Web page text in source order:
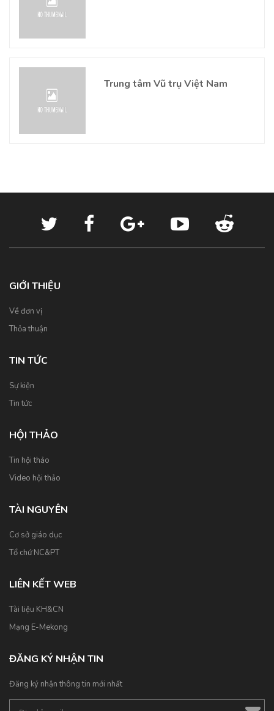
Trung tâm Vũ trụ Việt Nam
GIỚI THIỆU
Về đơn vị
Thỏa thuận
TIN TỨC
Sự kiện
Tin tức
HỘI THẢO
Tin hội thảo
Video hội thảo
TÀI NGUYÊN
Cơ sở giáo dục
Tổ chứ NC&PT
LIÊN KẾT WEB
Tài liệu KH&CN
Mạng E-Mekong
ĐĂNG KÝ NHẬN TIN
Đăng ký nhận thông tin mới nhất